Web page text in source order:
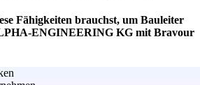
Fähigkeiten brauchst, um Bauleiter
ENGINEERING KG mit Bravour